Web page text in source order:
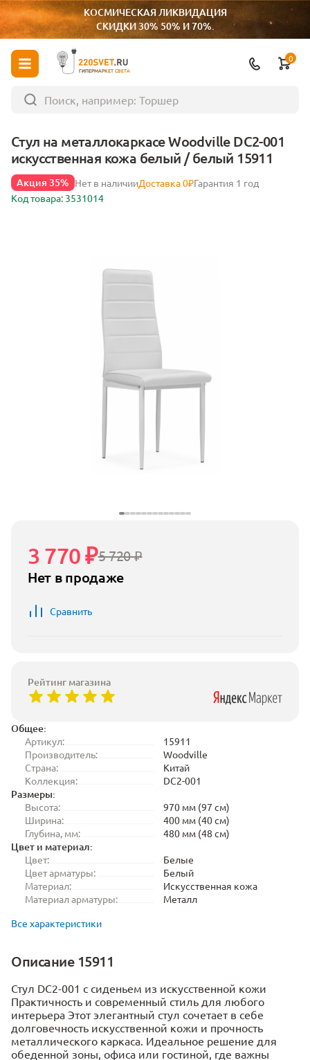
КОСМИЧЕСКАЯ ЛИКВИДАЦИЯ
СКИДКИ 30% 50% И 70%.
ГИПЕРМАРКЕТ СВЕТА
0
Стул на металлокаркасе Woodville DC2-001
искусственная кожа белый / белый 15911
Акция 35% Нет в наличииДоставка 0₽Гарантия 1 год
Код товара: 3531014
Общее:
Артикул:
15911
Производитель:
Woodville
Страна:
Китай
Коллекция:
DC2-001
Размеры:
Высота:
970 мм (97 см)
Ширина:
400 мм (40 см)
Глубина, мм:
480 мм (48 см)
Цвет и материал:
Цвет:
Белые
Цвет арматуры:
Белый
Материал:
Искусственная кожа
Материал арматуры:
Металл
Все характеристики
Описание 15911
Стул DC2-001 с сиденьем из искусственной кожи
Практичность и современный стиль для любого
интерьера Этот элегантный стул сочетает в себе
долговечность искусственной кожи и прочность
металлического каркаса. Идеальное решение для
обеденной зоны, офиса или гостиной, где важны
5 720 ₽
3 770 ₽
Нет в продаже
Сравнить
Рейтинг магазина